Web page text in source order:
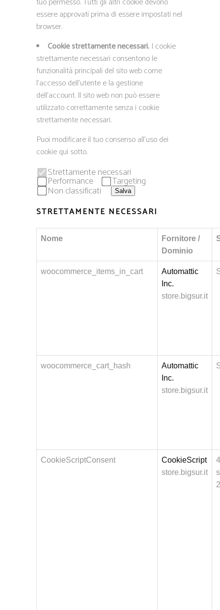
essere approvati prima di essere impostati nel
browser.
Cookie strettamente necessari. I cookie
strettamente necessari consentono le
funzionalità principali del sito web come
l’accesso dell’utente e la gestione
dell’account. Il sito web non può essere
utilizzato correttamente senza i cookie
strettamente necessari.
Puoi modificare il tuo consenso all’uso dei
cookie qui sotto.
Strettamente necessari
Performance Targeting
Non classificati Salva
STRETTAMENTE NECESSARI
Nome
Fornitore /
Dominio
woocommerce_items_in_cart
Automattic
Inc.
store.bigsur.it
woocommerce_cart_hash
Automattic
Inc.
store.bigsur.it
CookieScriptConsent
CookieScript
store.bigsur.it
4